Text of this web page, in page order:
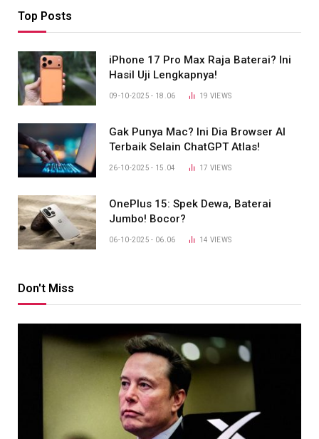
Top Posts
iPhone 17 Pro Max Raja Baterai? Ini
Hasil Uji Lengkapnya!
09-10-2025 - 18.06 19 VIEWS
Gak Punya Mac? Ini Dia Browser AI
Terbaik Selain ChatGPT Atlas!
26-10-2025 - 15.04 17 VIEWS
OnePlus 15: Spek Dewa, Baterai
Jumbo! Bocor?
06-10-2025 - 06.06 14 VIEWS
Don't Miss